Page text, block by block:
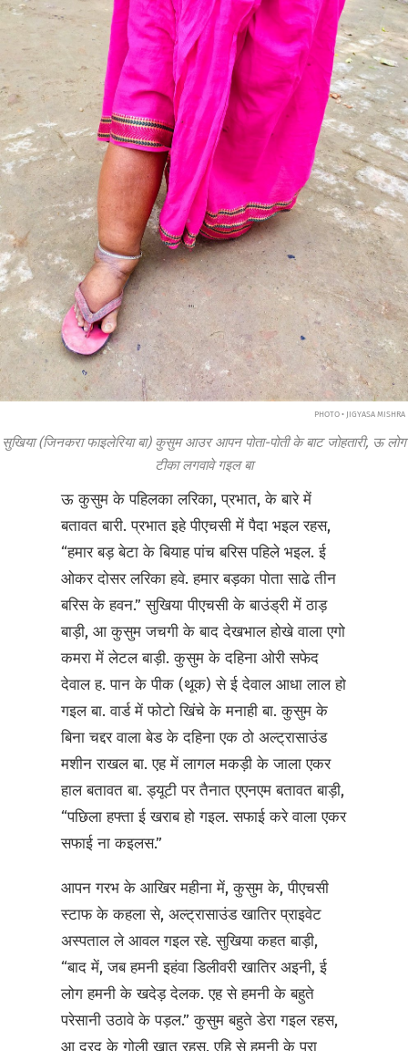
PHOTO • JIGYASA MISHRA
सुखिया (जिनकरा फाइलेरिया बा) कुसुम आउर आपन पोता-पोती के बाट जोहतारी, ऊ लोग
टीका लगवावे गइल बा
ऊ कुसुम के पहिलका लरिका, प्रभात, के बारे में
बतावत बारी. प्रभात इहे पीएचसी में पैदा भइल रहस,
“हमार बड़ बेटा के बियाह पांच बरिस पहिले भइल. ई
ओकर दोसर लरिका हवे. हमार बड़का पोता साढे तीन
बरिस के हवन.” सुखिया पीएचसी के बाउंड्री में ठाड़
बाड़ी, आ कुसुम जचगी के बाद देखभाल होखे वाला एगो
कमरा में लेटल बाड़ी. कुसुम के दहिना ओरी सफेद
देवाल ह. पान के पीक (थूक) से ई देवाल आधा लाल हो
गइल बा. वार्ड में फोटो खिंचे के मनाही बा. कुसुम के
बिना चद्दर वाला बेड के दहिना एक ठो अल्ट्रासाउंड
मशीन राखल बा. एह में लागल मकड़ी के जाला एकर
हाल बतावत बा. ड्यूटी पर तैनात एएनएम बतावत बाड़ी,
“पछिला हफ्ता ई खराब हो गइल. सफाई करे वाला एकर
सफाई ना कइलस.”
आपन गरभ के आखिर महीना में, कुसुम के, पीएचसी
स्टाफ के कहला से, अल्ट्रासाउंड खातिर प्राइवेट
अस्पताल ले आवल गइल रहे. सुखिया कहत बाड़ी,
“बाद में, जब हमनी इहंवा डिलीवरी खातिर अइनी, ई
लोग हमनी के खदेड़ देलक. एह से हमनी के बहुते
परेसानी उठावे के पड़ल.” कुसुम बहुते डेरा गइल रहस,
आ दरद के गोली खात रहस. एहि से हमनी के पूरा